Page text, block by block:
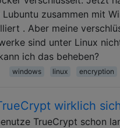
Lubuntu zusammen mit
. Aber meine
sind unter Linux
ich das beheben?
windows linux encryption
wirklich
TrueCrypt schon